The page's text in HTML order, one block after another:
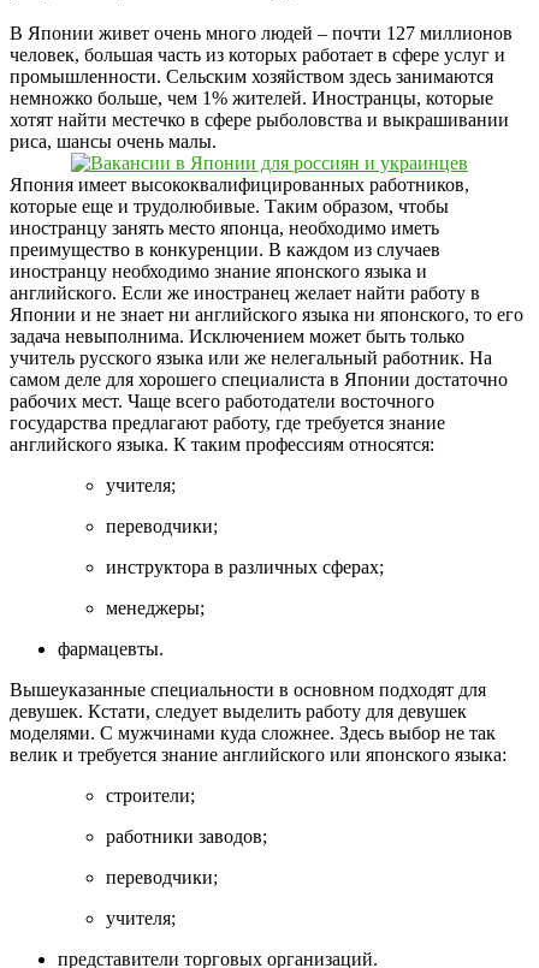
В Японии живет очень много людей – почти 127 миллионов
человек, большая часть из которых работает в сфере услуг и
промышленности. Сельским хозяйством здесь занимаются
немножко больше, чем 1% жителей. Иностранцы, которые
хотят найти местечко в сфере рыболовства и выкрашивании
риса, шансы очень малы.
Япония имеет высококвалифицированных работников,
которые еще и трудолюбивые. Таким образом, чтобы
иностранцу занять место японца, необходимо иметь
преимущество в конкуренции. В каждом из случаев
иностранцу необходимо знание японского языка и
английского. Если же иностранец желает найти работу в
Японии и не знает ни английского языка ни японского, то его
задача невыполнима. Исключением может быть только
учитель русского языка или же нелегальный работник. На
самом деле для хорошего специалиста в Японии достаточно
рабочих мест. Чаще всего работодатели восточного
государства предлагают работу, где требуется знание
английского языка. К таким профессиям относятся:
учителя;
переводчики;
инструктора в различных сферах;
менеджеры;
фармацевты.
Вышеуказанные специальности в основном подходят для
девушек. Кстати, следует выделить работу для девушек
моделями. С мужчинами куда сложнее. Здесь выбор не так
велик и требуется знание английского или японского языка:
строители;
работники заводов;
переводчики;
учителя;
представители торговых организаций.